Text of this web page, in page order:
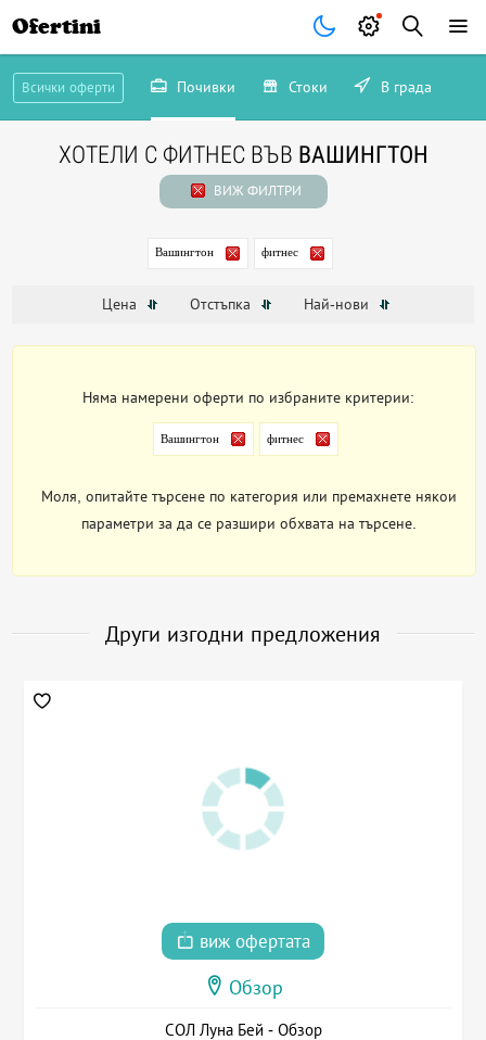
Ofertini
Всички оферти Почивки Стоки В града
ХОТЕЛИ С ФИТНЕС ВЪВ ВАШИНГТОН
ВИЖ ФИЛТРИ
Вашингтон фитнес
Цена Отстъпка Най-нови
Няма намерени оферти по избраните критерии:
Вашингтон фитнес
Моля, опитайте търсене по категория или премахнете някои
параметри за да се разшири обхвата на търсене.
Други изгодни предложения
виж офертата
Обзор
СОЛ Луна Бей - Обзор